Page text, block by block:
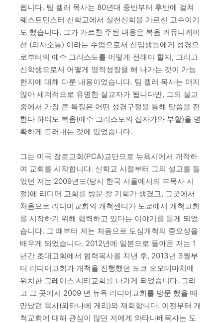
됩니다. 팀 켈러 목사는 80년대 중반부터 후반에 걸쳐
웨스트민스터 신학교에서 실천신학을 가르친 교수이기
도 했습니다. 그가 가르친 주된 내용은 복음 커뮤니케이
션 (의사소통) 이라는 수업으로서 신입생들에게 성경으
로부터의 예수 그리스도를 어떻게 전해야 할지, 그리고
신학생으로서 어떻게 영적성장을 해 나가는 것이 가능
한지에 대해 다룬 내용이었습니다. 팀 켈러 목사는 머지
않아 세계적으로 유명한 설교자가 됩니다만, 그의 설교
중에서 가장 큰 특징은 어떤 성경구절을 통해 말씀을 전
한다 하여도 복음(예수 그리스도의 십자가와 부활)을 명
확하게 드러내는 것에 있었습니다.
그는 미국 장로교회(PCA)교단으로 뉴욕시에서 개척하
여 교회를 시작합니다. 신학교 시절부터 그의 설교를 들
었던 저는 2009년도(당시 한국 서울에서의 부목사 시
절)에 리디머 교회를 방문 할 기회가 생겼고, 그곳에서
처음으로 리디머교회의 개척센터가 도쿄에서 개척교회
를 시작하기 위해 협력하고 있다는 이야기를 듣게 되었
습니다. 그 때부터 저는 처음으로 도심개척의 중요성을
배우게 되었습니다. 2012년에 일본으로 돌아온 저는 1
년간 초대교회에서 협력목사를 지낸 후, 2013년 3월부
터 리디머교회가 개척을 진행했던 도쿄 오오테마치에
위치한 그레이스 시티교회를 나가게 되었습니다. 그리
고 그 곳에서 2009 년 뉴욕 리디머교회를 방문 했을 때
만났던 목사(와타나베 게리)와 재회합니다. 이전부터 개
척교회에 대해 관심이 많던 저에게 와타나베목사는 도